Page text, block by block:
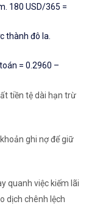
180 USD/365 =
thành đô la.
= 0.2960 –
tiền tệ dài hạn trừ
ghi nợ để giữ
quanh việc kiếm lãi
dịch chênh lệch